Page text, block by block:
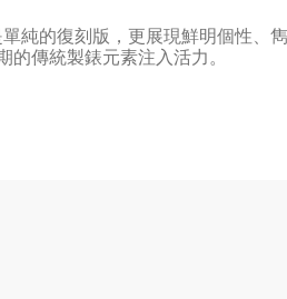
純的復刻版，更展現鮮明個性、
傳統製錶元素注入活力。